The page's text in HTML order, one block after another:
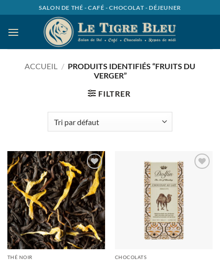
au
contenu
SALON DE THÉ - CAFÉ - CHOCOLAT - DÉJEUNER
ACCUEIL / PRODUITS IDENTIFIÉS “FRUITS DU
VERGER”
FILTRER
Ajouter
à la
wishlist
THÉ NOIR CHOCOLATS